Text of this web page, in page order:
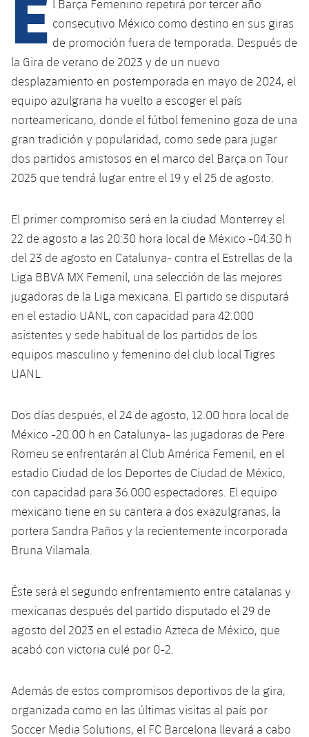
plusicon
más
Instalaciones
Spotify Camp Nou
Palau Blaugrana
Barça Cafe
Ciutat Esportiva
La Masia
plusicon
más
Servicios
Servicios Médicos
Accesibilidad
plusicon
más
Acreditaciones
Instalaciones
SUB13
SUB12
SUB11 A
SUB10 A
SUB9 A
SUB9 B
SUB8 A
SUB8 B
SUB13 B
SUB12 C
SUB11 C
Entradas
Gameday Shows
Resultados
Clasificación
Jugadores
Historia
Palmarés
Base
Barça Atlètic
Junior
Cadete A
Cadete B
Infantil A
Mini
Campus Verano
PLUSICON
MÁS
Primer Equipo
plusicon
más
Actualidad
Calendario
Entradas
Resultados
Clasificaciones
Fotos
Historia
Barça Atlètic
plusicon
más
Actualidad
Resultados
Clasificaciones
Jugadores
Base
plusicon
más
Juvenil
Cadete A
Cadete B
Infantil A
Primer equipo
plusicon
más
Actualidad
Calendario
Entradas
Jugadors
Fotos
Palmarés
Historia
Barça Atlètic
plusicon
más
Actualidad
Calendario
Jugadores
Clasificaciones
plusicon
más
Actualidad
Cadete
Infantil
Alevín
Campus Verano
Primer equipo
plusicon
más
Actualidad
Calendario
Resultados
Clasificaciones
Jugadores
Historia
Palmarés
Barça Atlètic
plusicon
más
Actualidad
Calendario
Jugadores
Clasificaciones
Base
plusicon
más
Actualidad
Junior
Juvenil
Alevín
Campus Verano
Información general
plusicon
más
Noticias
plusicon
más
Masculino
plusicon
más
Actualidad
Hockey sobre hielo
plusicon
más
l Barça Femenino repetirá por tercer año
consecutivo México como destino en sus giras
de promoción fuera de temporada. Después de
la Gira de verano de 2023 y de un nuevo
desplazamiento en postemporada en mayo de 2024, el
equipo azulgrana ha vuelto a escoger el país
norteamericano, donde el fútbol femenino goza de una
gran tradición y popularidad, como sede para jugar
dos partidos amistosos en el marco del Barça on Tour
2025 que tendrá lugar entre el 19 y el 25 de agosto.
El primer compromiso será en la ciudad Monterrey el
22 de agosto a las 20:30 hora local de México -04:30 h
del 23 de agosto en Catalunya- contra el Estrellas de la
Liga BBVA MX Femenil, una selección de las mejores
jugadoras de la Liga mexicana. El partido se disputará
en el estadio UANL, con capacidad para 42.000
asistentes y sede habitual de los partidos de los
equipos masculino y femenino del club local Tigres
UANL.
Dos días después, el 24 de agosto, 12.00 hora local de
México -20.00 h en Catalunya- las jugadoras de Pere
Romeu se enfrentarán al Club América Femenil, en el
estadio Ciudad de los Deportes de Ciudad de México,
con capacidad para 36.000 espectadores. El equipo
mexicano tiene en su cantera a dos exazulgranas, la
portera Sandra Paños y la recientemente incorporada
Bruna Vilamala.
Éste será el segundo enfrentamiento entre catalanas y
mexicanas después del partido disputado el 29 de
agosto del 2023 en el estadio Azteca de México, que
acabó con victoria culé por 0-2.
Además de estos compromisos deportivos de la gira,
organizada como en las últimas visitas al país por
Soccer Media Solutions, el FC Barcelona llevará a cabo